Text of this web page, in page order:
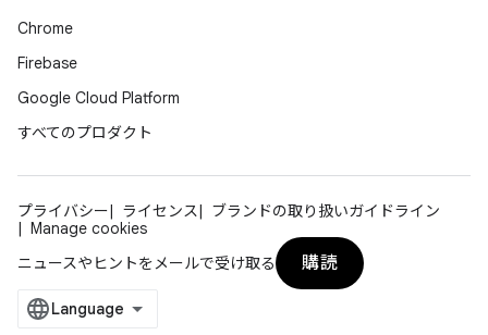
Chrome
Firebase
Google Cloud Platform
すべてのプロダクト
プライバシー ライセンス
ブランドの取り扱いガイドライン
Manage cookies
ニュースやヒントをメールで受け取る
購読